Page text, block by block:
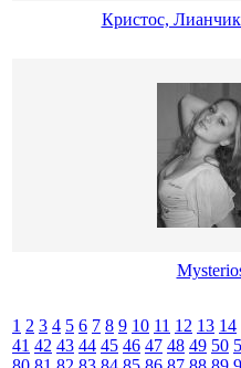
Кристос,
1 2 3 4 5 6 7 8 9 10 11 12 13 14
41 42 43 44 45 46 47 48 49 50